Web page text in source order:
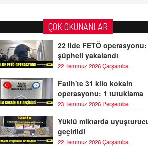
ÇOK OKUNANLAR
22 ilde FETÖ operasyonu:
şüpheli yakalandı
22 Temmuz 2026 Çarşamba
Fatih'te 31 kilo kokain
operasyonu: 1 tutuklama
23 Temmuz 2026 Perşembe
Yüklü miktarda
geçirildi
22 Temmuz 2026 Çarşamba